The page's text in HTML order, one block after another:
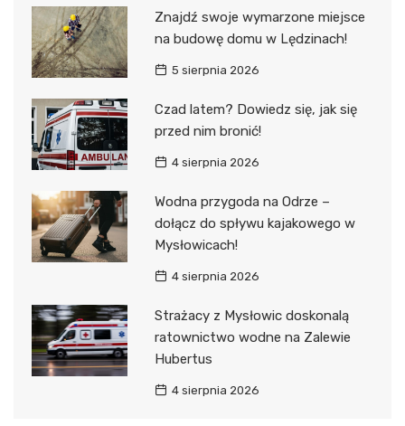
Znajdź swoje wymarzone miejsce
na budowę domu w Lędzinach!
5 sierpnia 2026
Czad latem? Dowiedz się, jak się
przed nim bronić!
4 sierpnia 2026
Wodna przygoda na Odrze –
dołącz do spływu kajakowego w
Mysłowicach!
4 sierpnia 2026
Strażacy z Mysłowic doskonalą
ratownictwo wodne na Zalewie
Hubertus
4 sierpnia 2026